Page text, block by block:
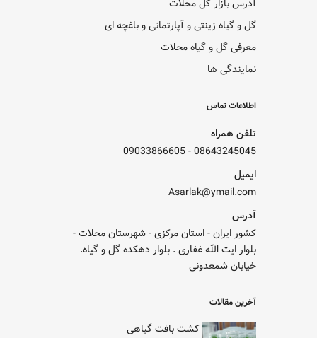
گل و گیاه زینتی و آپارتمانی و باغچه ای
معرفی گل و گیاه محلات
نمایندگی ها
اطلاعات تماس
تلفن همراه
08643245045
-
09033866605
ایمیل
Asarlak@ymail.com
آدرس
کشور ایران - استان مرکزی - شهرستان محلات -
بلوار ایت الله غفاری . بلوار دهکده گل و گیاه.
خیابان شمعدونی
آخرین مقالات
کشت بافت گیاهی